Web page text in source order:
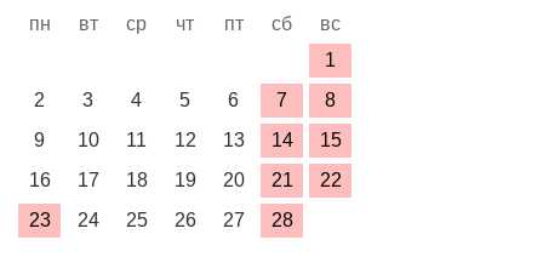
пн вт ср чт пт сб
вс
1
2
3 4 5 6 7
8
9
10 11 12 13 14
15
16
17 18 19 20 21
22
23
24 25 26 27 28